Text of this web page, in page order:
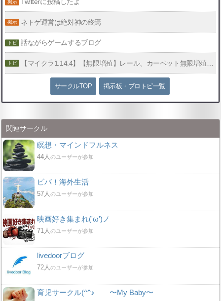
ネトゲ運営は絶対神の終焉
話ながらゲームするブログ
【マイクラ1.14.4】【無限増殖】レール、カーペット無限増殖のやり方
サークルTOP 掲示板・ブロトピ一覧
関連サークル
瞑想・マインドフルネス
44人のユーザーが参加
ビバ！海外生活
57人のユーザーが参加
映画好き集まれ('ω')ノ
71人のユーザーが参加
livedoorブログ
72人のユーザーが参加
育児サークル(^^♪ 〜My Baby〜